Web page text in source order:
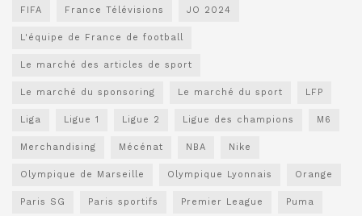
FIFA France Télévisions JO 2024
L'équipe de France de football
Le marché des articles de sport
Le marché du sponsoring Le marché du sport LFP
Liga Ligue 1 Ligue 2 Ligue des champions M6
Merchandising Mécénat NBA Nike
Olympique de Marseille Olympique Lyonnais Orange
Paris SG Paris sportifs Premier League Puma